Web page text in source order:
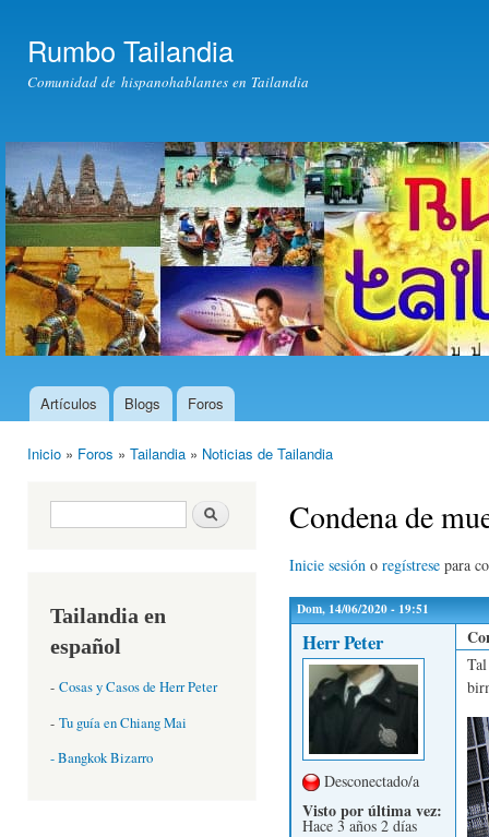
Rumbo Tailandia
Comunidad de hispanohablantes en Tailandia
Menú principal
Artículos Blogs Foros
Inicio » Foros » Tailandia » Noticias de Tailandia
Formulario de búsquedaBuscar
Tailandia en
español
- Cosas y Casos de Herr Peter
- Tu guía en Chiang Mai
- Bangkok Bizarro
Condena de
Inicie sesión o regístrese para
Dom, 14/06/2020 - 19:51
Herr Peter
Desconectado/a
Visto por última vez:
Hace 3 años 2 días